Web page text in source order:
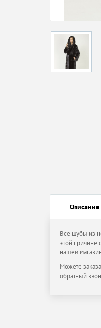
Описание
Все шубы из
этой причине
нашем
Можете
обратный